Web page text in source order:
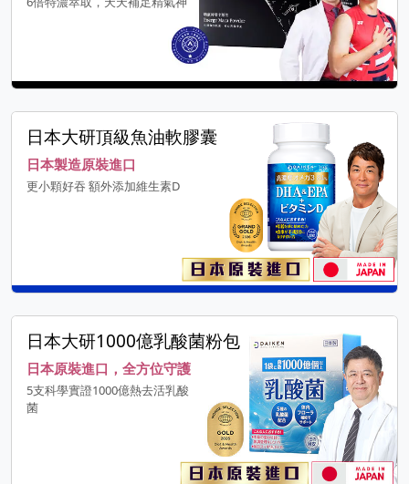
日本大研頂級魚油軟膠囊
日本製造原裝進口
更小顆好吞 額外添加維生素D
日本大研1000億乳酸菌粉包
日本原裝進口，全方位守護
5支科學實證1000億熱去活乳酸
菌